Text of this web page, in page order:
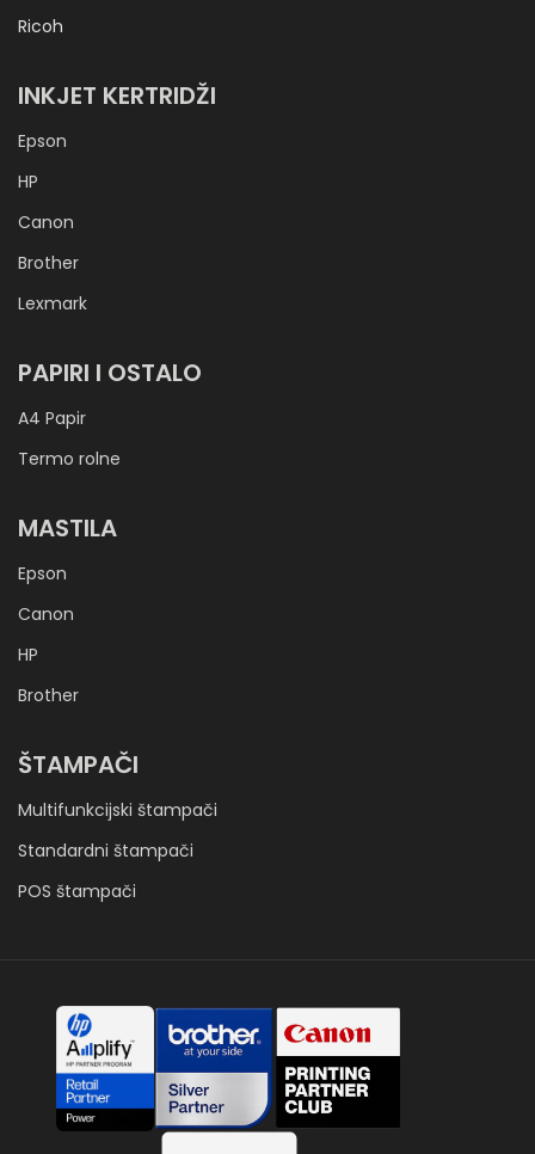
Ricoh
INKJET KERTRIDŽI
Epson
HP
Canon
Brother
Lexmark
PAPIRI I OSTALO
A4 Papir
Termo rolne
MASTILA
Epson
Canon
HP
Brother
ŠTAMPAČI
Multifunkcijski štampači
Standardni štampači
POS štampači